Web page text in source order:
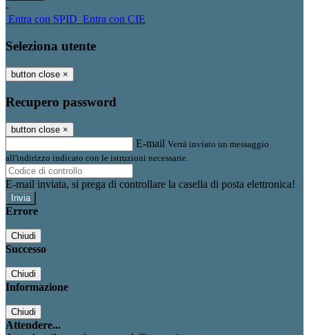
-
Entra con SPID Entra con CIE
Seleziona utente
button close ×
Recupero password
button close ×
E-mail Verrà inviato un messaggio
all'indirizzo indicato con le istruzioni necessarie.
E-mail inviata, si prega di controllare la casella di posta elettronica!
Errore
Chiudi
Successo
Chiudi
Informazione
Chiudi
Attendere...